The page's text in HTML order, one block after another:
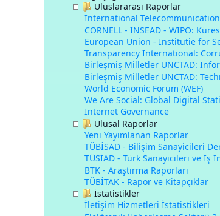
Uluslararası Raporlar
International
CORNELL - INSEAD - WIPO:
European Union - Institutie for
Transparency International:
Birleşmiş Milletler UNCTAD:
Birleşmiş Milletler UNCTAD:
World Economic Forum (WEF)
We Are Social: Global Digital
Internet Governance
Ulusal Raporlar
Yeni Yayımlanan Raporlar
TÜBİSAD - Bilişim Sanayicileri
TÜSİAD - Türk Sanayicileri ve İş
BTK - Araştırma Raporları
TÜBİTAK - Rapor ve Kitapçıklar
İstatistikler
İletişim Hizmetleri İstatistikleri